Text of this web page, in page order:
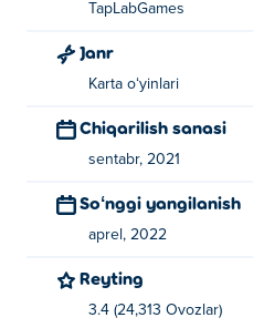
TapLabGames
Janr
Karta oʻyinlari
Chiqarilish sanasi
sentabr, 2021
Soʻnggi yangilanish
aprel, 2022
Reyting
3.4 (24,313 Ovozlar)